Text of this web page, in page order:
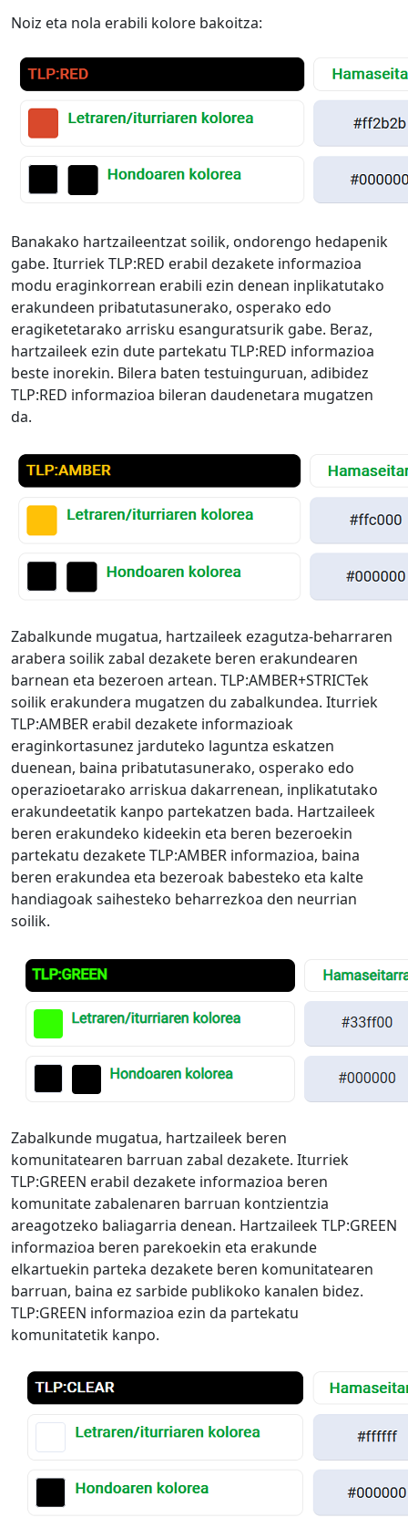
Noiz eta nola erabili kolore bakoitza:
Banakako hartzaileentzat soilik, ondorengo hedapenik
gabe. Iturriek TLP:RED erabil dezakete informazioa
modu eraginkorrean erabili ezin denean inplikatutako
erakundeen pribatutasunerako, osperako edo
eragiketetarako arrisku esanguratsurik gabe. Beraz,
hartzaileek ezin dute partekatu TLP:RED informazioa
beste inorekin. Bilera baten testuinguruan, adibidez
TLP:RED informazioa bileran daudenetara mugatzen
da.
Zabalkunde mugatua, hartzaileek ezagutza-beharraren
arabera soilik zabal dezakete beren erakundearen
barnean eta bezeroen artean. TLP:AMBER+STRICTek
soilik erakundera mugatzen du zabalkundea. Iturriek
TLP:AMBER erabil dezakete informazioak
eraginkortasunez jarduteko laguntza eskatzen
duenean, baina pribatutasunerako, osperako edo
operazioetarako arriskua dakarrenean, inplikatutako
erakundeetatik kanpo partekatzen bada. Hartzaileek
beren erakundeko kideekin eta beren bezeroekin
partekatu dezakete TLP:AMBER informazioa, baina
beren erakundea eta bezeroak babesteko eta kalte
handiagoak saihesteko beharrezkoa den neurrian
soilik.
Zabalkunde mugatua, hartzaileek beren
komunitatearen barruan zabal dezakete. Iturriek
TLP:GREEN erabil dezakete informazioa beren
komunitate zabalenaren barruan kontzientzia
areagotzeko baliagarria denean. Hartzaileek TLP:GREEN
informazioa beren parekoekin eta erakunde
elkartuekin parteka dezakete beren komunitatearen
barruan, baina ez sarbide publikoko kanalen bidez.
TLP:GREEN informazioa ezin da partekatu
komunitatetik kanpo.